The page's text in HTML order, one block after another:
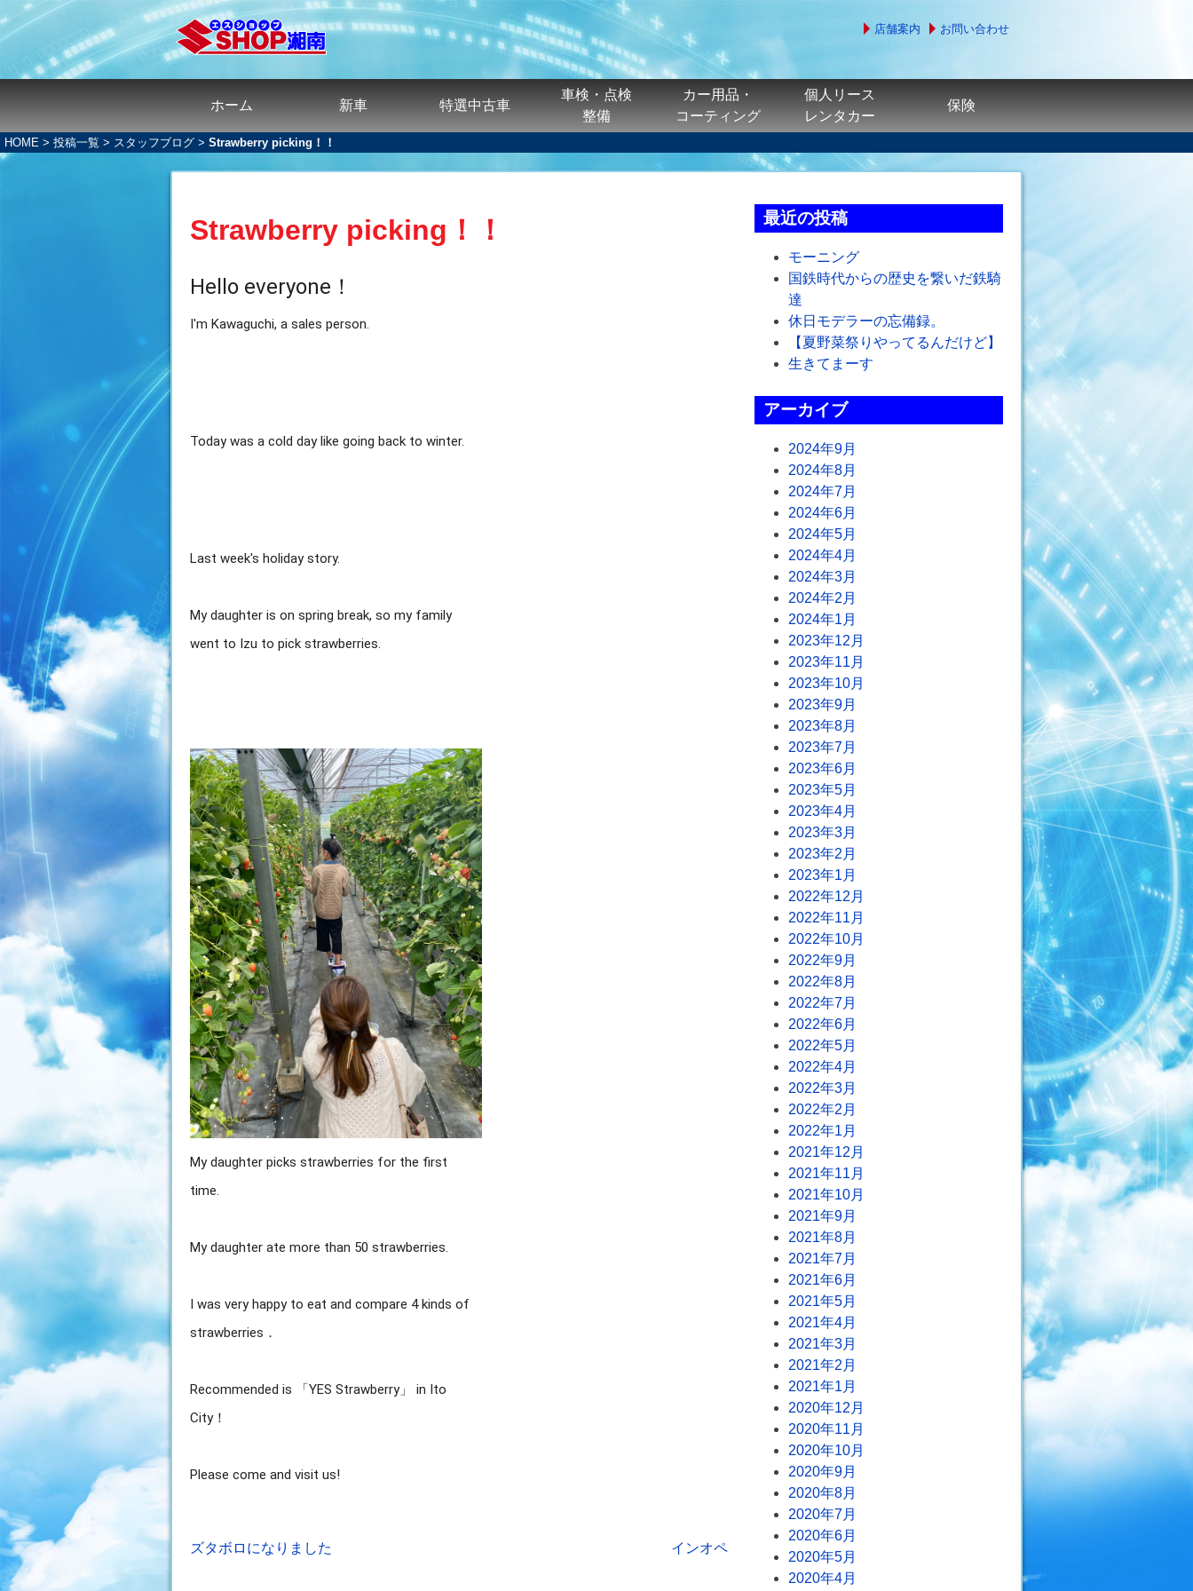
店舗案内 お問い合わせ
ホーム 新車 特選中古車
車検・点検
整備
カー用品・
コーティング
個人リース
レンタカー
保険
HOME > 投稿一覧 > スタッフブログ > Strawberry picking！！
Strawberry picking！！
Hello everyone！
I'm Kawaguchi, a sales person.
Today was a cold day like going back to winter.
Last week's holiday story.
My daughter is on spring break, so my family
went to Izu to pick strawberries.
My daughter picks strawberries for the first
time.
My daughter ate more than 50 strawberries.
I was very happy to eat and compare 4 kinds of
strawberries．
Recommended is 「YES Strawberry」 in Ito
City！
Please come and visit us!
投
ズタボロになりました インオペ
最近の投稿
モーニング
国鉄時代からの歴史を繋いだ鉄騎
達
休日モデラーの忘備録。
【夏野菜祭りやってるんだけど】
生きてまーす
アーカイブ
2024年9月
2024年8月
2024年7月
2024年6月
2024年5月
2024年4月
2024年3月
2024年2月
2024年1月
2023年12月
2023年11月
2023年10月
2023年9月
2023年8月
2023年7月
2023年6月
2023年5月
2023年4月
2023年3月
2023年2月
2023年1月
2022年12月
2022年11月
2022年10月
2022年9月
2022年8月
2022年7月
2022年6月
2022年5月
2022年4月
2022年3月
2022年2月
2022年1月
2021年12月
2021年11月
2021年10月
2021年9月
2021年8月
2021年7月
2021年6月
2021年5月
2021年4月
2021年3月
2021年2月
2021年1月
2020年12月
2020年11月
2020年10月
2020年9月
2020年8月
2020年7月
2020年6月
2020年5月
2020年4月